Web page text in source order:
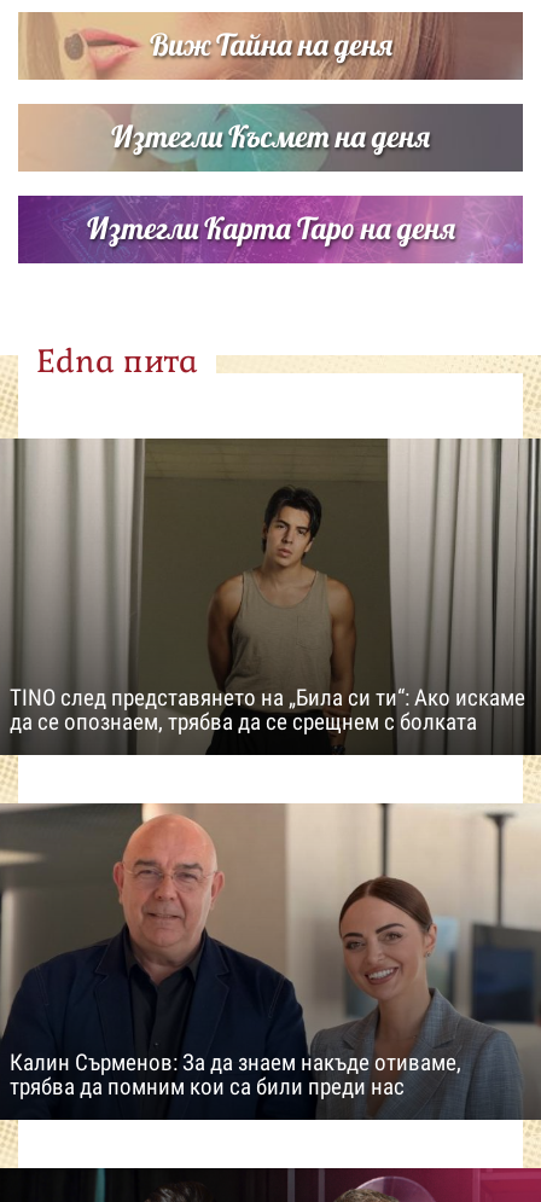
Виж Тайна на деня
Изтегли Късмет на деня
Изтегли Карта Таро на деня
Edna пита
TINO след представянето на „Била си ти“: Ако искаме
да се опознаем, трябва да се срещнем с болката
Калин Сърменов: За да знаем накъде отиваме,
трябва да помним кои са били преди нас